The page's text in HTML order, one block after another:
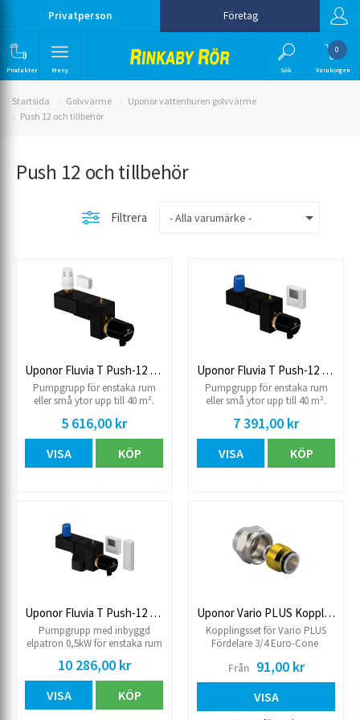
Privatperson Företag
Produkter Meny Sök
0
Varukorgen
Startsida Golvvärme
Uponor vattenburen golvvärme
Push 12 och tillbehör
Push 12 och tillbehör
Filtrera
Uponor Fluvia T Push-12 TH-G
Pumpgrupp för enstaka rum
eller små ytor upp till 40 m².
B. Anslutning primärt: M22, max
90°C. Anslutning sekundärt: utv
¾, max 50°C. Termostat med
kapillärrör 12-28°C, 2 m, M28.
5 616,00 kr
VISA KÖP
Uponor Fluvia T Push-12 WL-G
Pumpgrupp för enstaka rum
eller små ytor upp till 40 m².
Grundfos Comfort 15-14 B.
Anslutning primärt: M22, max
90°C. Anslutning sekundärt: utv
¾, Max 50°C Levereras med
Uponor Vario Kopplingsset PEX
9,9, 12, 17 och 20
7 391,00 kr
VISA KÖP
Uponor Fluvia T Push-12 CH-XG
Pumpgrupp med inbyggd
elpatron 0,5kW för enstaka rum
Den inbyggda elpatronen
möjliggör att golvet inte känns
kallt på sommaren. Värmande
effekt 500 W. Pump: Grundfos
10 286,00 kr
VISA KÖP
Uponor Vario PLUS Kopplingsset, Euro-Cone
Kopplingsset för Vario PLUS
Fördelare 3/4 Euro-Cone
Från
91,00 kr
VISA